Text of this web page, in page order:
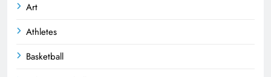
Art
Athletes
Basketball